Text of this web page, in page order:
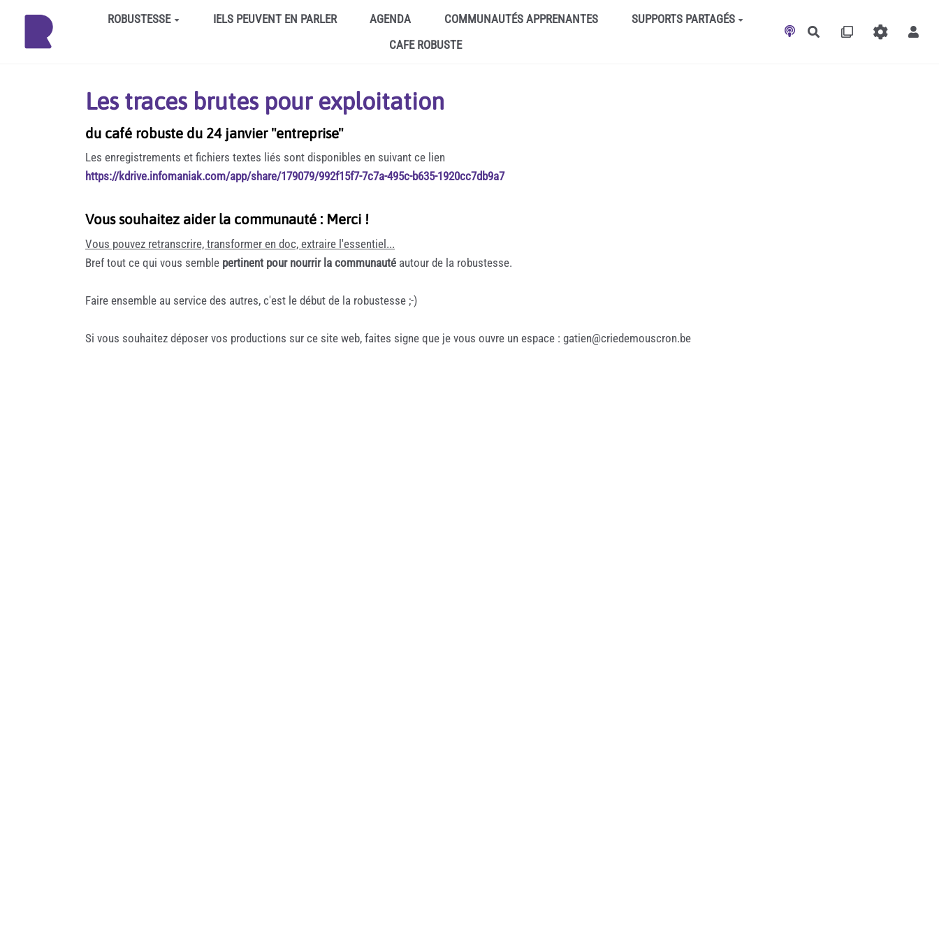
Aller au contenu principalROBUSTESSE IELS PEUVENT EN PARLER AGENDA COMMUNAUTÉS APPRENANTES
SUPPORTS PARTAGÉS
CAFE ROBUSTE
Rechercher
Les traces brutes pour exploitation
du café robuste du 24 janvier "entreprise"
Les enregistrements et fichiers textes liés sont disponibles en suivant ce lien
https://kdrive.infomaniak.com/app/share/179079/992f15f7-7c7a-495c-b635-1920cc7db9a7
Vous souhaitez aider la communauté : Merci !
Vous pouvez retranscrire, transformer en doc, extraire l'essentiel...
Bref tout ce qui vous semble pertinent pour nourrir la communauté autour de la robustesse.
Faire ensemble au service des autres, c'est le début de la robustesse ;-)
Si vous souhaitez déposer vos productions sur ce site web, faites signe que je vous ouvre un espace : gatien@criedemouscron.be